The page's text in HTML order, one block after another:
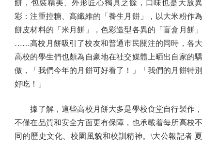
餅，包裝精美、外形匠心獨具之餘，口味也是大放異
彩：注重控糖、高纖維的「養生月餅」，以大米粉作為
餅皮材料的「米月餅」，色彩造型各異的「盲盒月餅」
……高校月餅吸引了校友和普通市民關注的同時，各大
高校的學生們也頗為自豪地在社交媒體上晒出自家的驕
傲，「我們今年的月餅可好看了！」「我們的月餅特別
好吃！」
據了解，這些高校月餅大多是學校食堂自行製作，
不僅在品質和安全方面更有保障，也承載着每所高校不
同的歷史文化、校園風貌和校訓精神。\大公報記者 夏